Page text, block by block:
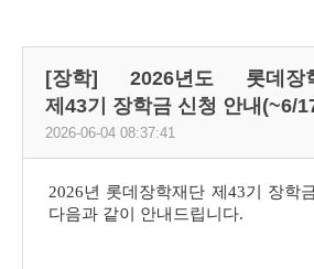
[장학] 2026년도 롯데장
제43기 장학금 신청 안내(~6/
2026-06-04 08:37:41
2026년 롯데장학재단 제43기 장학
다음과 같이 안내드립니다.